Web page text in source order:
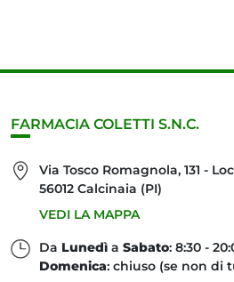
FARMACIA COLETTI S.N.C.
Via Tosco Romagnola, 131 -
56012 Calcinaia (PI)
VEDI LA MAPPA
Da Lunedì a Sabato: 8:30 -
Domenica: chiuso (se non di